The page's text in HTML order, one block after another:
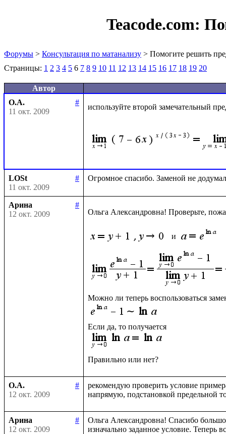
Teacode.com:
Форумы > Консультация по матанализу > Помогите решить
Страницы: 1 2 3 4 5 6 7 8 9 10 11 12 13 14 15 16 17 18 19 20
Автор
О.А.
#
11 окт. 2009
используйте второй замечательный
LOSt
#
11 окт. 2009
Арина
#
12 окт. 2009
Ольга Александровна! Проверьте,
и
О.А.
#
12 окт. 2009
рекомендую проверить условие
Арина
#
12 окт. 2009
Ольга Александровна! Спасибо